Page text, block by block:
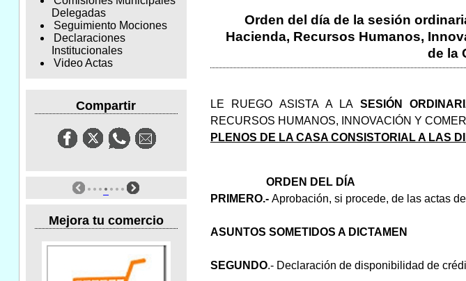
Delegadas
Seguimiento Mociones
Declaraciones
Institucionales
Video Actas
Compartir
Mejora tu comercio
Orden del día de la sesión
Hacienda, Recursos Humanos,
de la
LE RUEGO ASISTA A LA SESIÓN
RECURSOS HUMANOS, INNOVACIÓN Y
PLENOS DE LA CASA CONSISTORIAL A LAS
ORDEN DEL DÍA
PRIMERO.- Aprobación, si procede, de las actas
ASUNTOS SOMETIDOS A DICTAMEN
SEGUNDO.- Declaración de disponibilidad de